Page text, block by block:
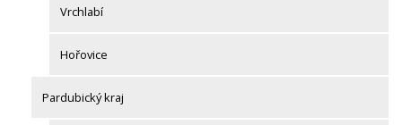
Vrchlabí
Hořovice
Pardubický kraj